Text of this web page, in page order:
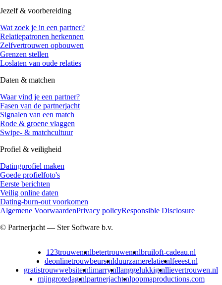
Jezelf & voorbereiding
Wat zoek je in een partner?
Relatiepatronen herkennen
Zelfvertrouwen opbouwen
Grenzen stellen
Loslaten van oude relaties
Daten & matchen
Waar vind je een partner?
Fasen van de partnerjacht
Signalen van een match
Rode & groene vlaggen
Swipe- & matchcultuur
Profiel & veiligheid
Datingprofiel maken
Goede profielfoto's
Eerste berichten
Veilig online daten
Dating-burn-out voorkomen
Algemene VoorwaardenPrivacy policyResponsible Disclosure
© Partnerjacht — Ster Software b.v.
123trouwen.nlbetertrouwen.nlbruiloft-cadeau.nl
deonlinetrouwbeurs.nlduurzamerelatie.nlfeeest.nl
gratistrouwwebsite.nlimarry.nllanggelukkig.nllievertrouwen.nl
mijngrotedag.nlpartnerjacht.nlpopmaproductions.com